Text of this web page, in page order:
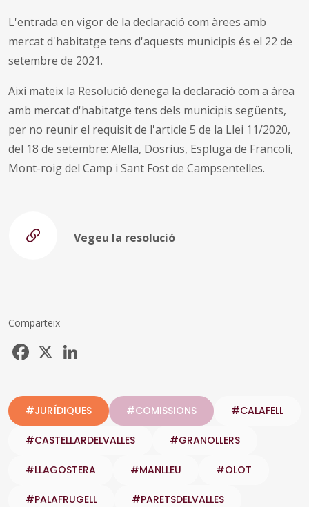
L'entrada en vigor de la declaració com àrees amb
mercat d'habitatge tens d'aquests municipis és el 22 de
setembre de 2021.
Així mateix la Resolució denega la declaració com a àrea
amb mercat d'habitatge tens dels municipis següents,
per no reunir el requisit de l'article 5 de la Llei 11/2020,
del 18 de setembre: Alella, Dosrius, Espluga de Francolí,
Mont-roig del Camp i Sant Fost de Campsentelles.
Vegeu la resolució
Comparteix
Facebook
#JURÍDIQUES #COMISSIONS #CALAFELL
#CASTELLARDELVALLES #GRANOLLERS
#LLAGOSTERA #MANLLEU #OLOT
#PALAFRUGELL #PARETSDELVALLES